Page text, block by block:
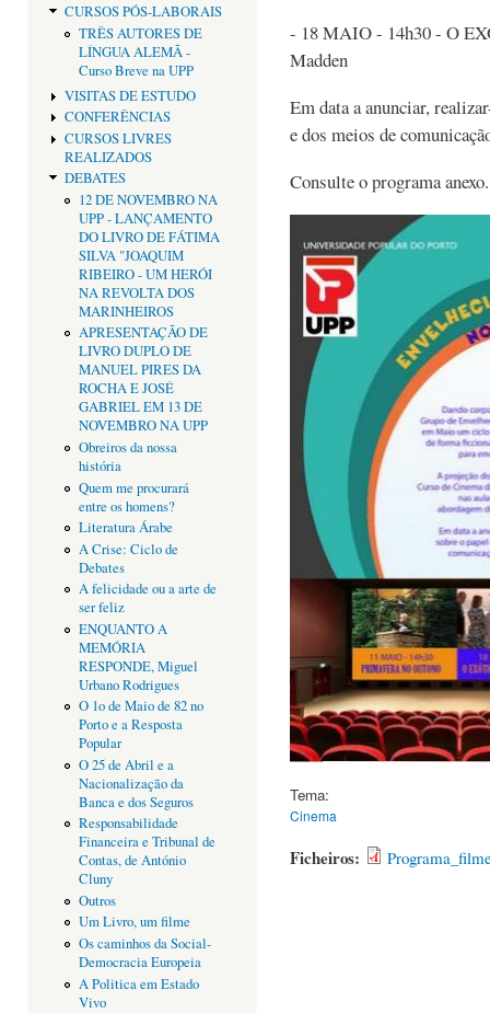
CURSOS PÓS-LABORAIS
TRÊS AUTORES DE
LÍNGUA ALEMÃ -
Curso Breve na UPP
VISITAS DE ESTUDO
CONFERÊNCIAS
CURSOS LIVRES
REALIZADOS
DEBATES
12 DE NOVEMBRO NA
UPP - LANÇAMENTO
DO LIVRO DE FÁTIMA
SILVA "JOAQUIM
RIBEIRO - UM HERÓI
NA REVOLTA DOS
MARINHEIROS
APRESENTAÇÃO DE
LIVRO DUPLO DE
MANUEL PIRES DA
ROCHA E JOSÉ
GABRIEL EM 13 DE
NOVEMBRO NA UPP
Obreiros da nossa
história
Quem me procurará
entre os homens?
Literatura Árabe
A Crise: Ciclo de
Debates
A felicidade ou a arte de
ser feliz
ENQUANTO A
MEMÓRIA
RESPONDE, Miguel
Urbano Rodrigues
O 1o de Maio de 82 no
Porto e a Resposta
Popular
O 25 de Abril e a
Nacionalização da
Banca e dos Seguros
Responsabilidade
Financeira e Tribunal de
Contas, de António
Cluny
Outros
Um Livro, um filme
Os caminhos da Social-
Democracia Europeia
A Politica em Estado
Vivo
- 18 MAIO - 14h30 - O
Madden
Em data a anunciar,
e dos meios de
Consulte o programa anexo.
Tema:
Cinema
Ficheiros: